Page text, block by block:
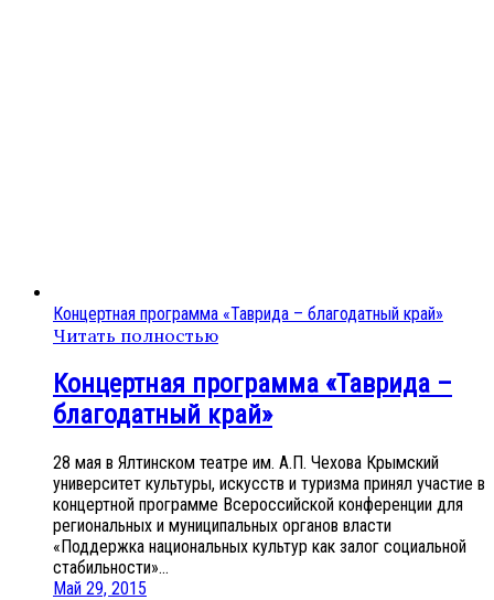
Концертная программа «Таврида – благодатный край»
Читать полностью
Концертная программа «Таврида –
благодатный край»
28 мая в Ялтинском театре им. А.П. Чехова Крымский
университет культуры, искусств и туризма принял участие в
концертной программе Всероссийской конференции для
региональных и муниципальных органов власти
«Поддержка национальных культур как залог социальной
стабильности»...
Май 29, 2015